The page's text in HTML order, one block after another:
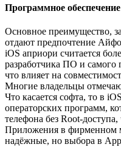
Программное обеспечение
Основное преимущество,
отдают предпочтение
iOS априори считается
разработчика ПО и самого
что влияет на
Многие владельцы
Что касается софта, то в
операторских программ,
телефона без Root-
Приложения в фирменном
надёжные, но выбора в